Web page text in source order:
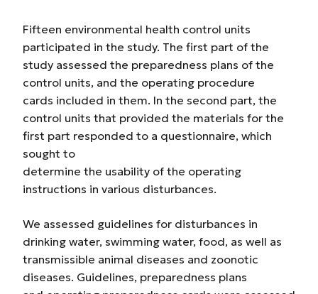
Fifteen environmental health control units
participated in the study. The first part of the
study assessed the preparedness plans of the
control units, and the operating procedure
cards included in them. In the second part, the
control units that provided the materials for the
first part responded to a questionnaire, which
sought to
determine the usability of the operating
instructions in various disturbances.
We assessed guidelines for disturbances in
drinking water, swimming water, food, as well as
transmissible animal diseases and zoonotic
diseases. Guidelines, preparedness plans